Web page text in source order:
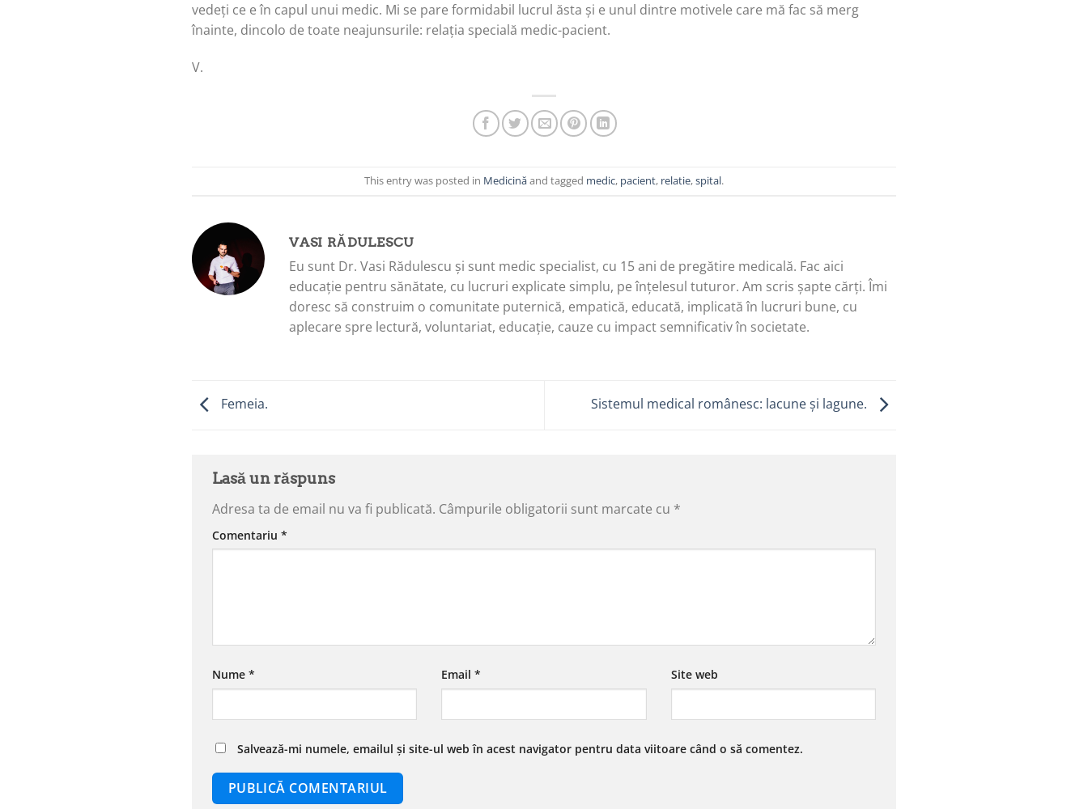
vedeți ce e în capul unui medic. Mi se pare formidabil lucrul ăsta și e unul dintre motivele care mă fac să merg
înainte, dincolo de toate neajunsurile: relația specială medic-pacient.
V.
This entry was posted in Medicinăand tagged medic, pacient, relatie,spital.
VASI RĂDULESCU
Eu sunt Dr. Vasi Rădulescu și sunt medic specialist, cu 15 ani de pregătire medicală. Fac aici
educație pentru sănătate, cu lucruri explicate simplu, pe înțelesul tuturor. Am scris șapte cărți. Îmi
doresc să construim o comunitate puternică, empatică, educată, implicată în lucruri bune, cu
aplecare spre lectură, voluntariat, educație, cauze cu impact semnificativ în societate.
Femeia. Sistemul medical românesc: lacune și lagune.
Lasă un răspuns
Adresa ta de email nu va fi publicată. Câmpurile obligatorii sunt marcate cu *
Comentariu *
Nume * Email* Site web
Salvează-mi numele, emailul și site-ul web în acest navigator pentru data viitoare când o să comentez.